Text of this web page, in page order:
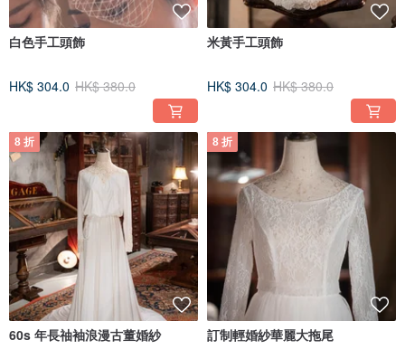
白色手工頭飾
HK$ 304.0 HK$ 380.0
米黃手工頭飾
HK$ 304.0 HK$ 380.0
8 折
60s 年長䄂袖浪漫古董婚紗
8 折
訂制輕婚紗華麗大拖尾